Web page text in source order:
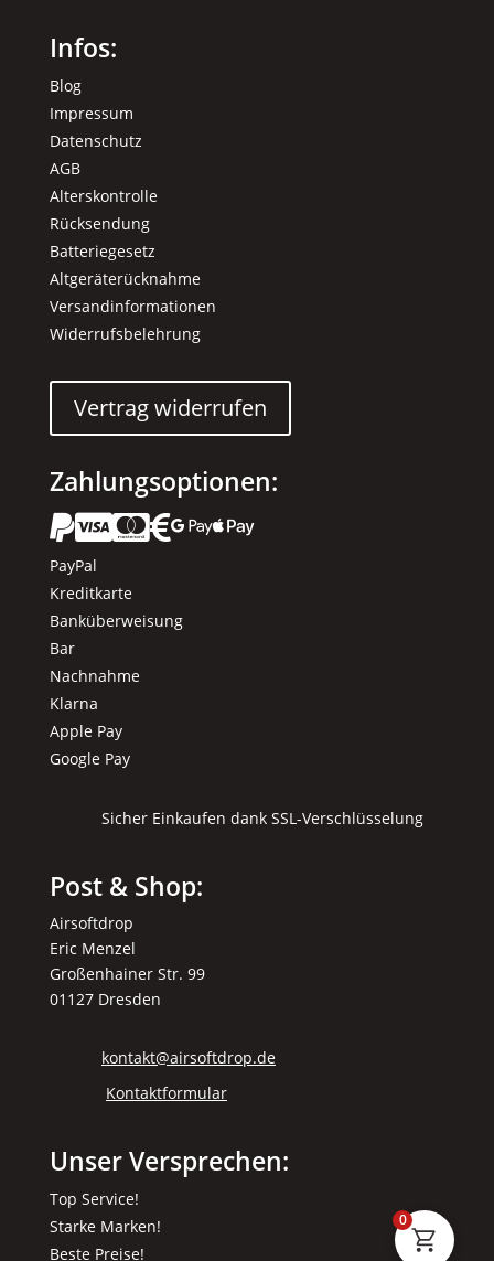
Infos:
Blog
Impressum
Datenschutz
AGB
Alterskontrolle
Rücksendung
Batteriegesetz
Altgeräterücknahme
Versandinformationen
Widerrufsbelehrung
Vertrag widerrufen
Zahlungsoptionen:
 
PayPal
Kreditkarte
Banküberweisung
Bar
Nachnahme
Klarna
Apple Pay
Google Pay
Sicher Einkaufen dank SSL-Verschlüsselung
Post & Shop:
Airsoftdrop
Eric Menzel
Großenhainer Str. 99
01127 Dresden
kontakt@airsoftdrop.de
Kontaktformular
Unser Versprechen:
Top Service!
Starke Marken!
Beste Preise!
0